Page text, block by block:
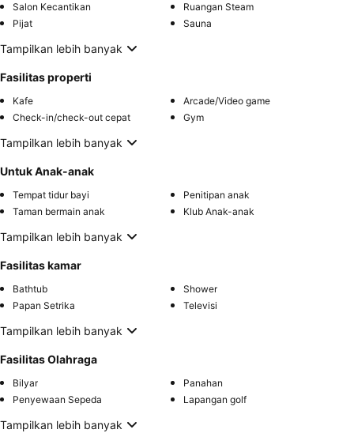
Salon Kecantikan
Ruangan Steam
Pijat
Sauna
Tampilkan lebih banyak
Fasilitas properti
Kafe
Arcade/Video game
Check-in/check-out cepat
Gym
Tampilkan lebih banyak
Untuk Anak-anak
Tempat tidur bayi
Penitipan anak
Taman bermain anak
Klub Anak-anak
Tampilkan lebih banyak
Fasilitas kamar
Bathtub
Shower
Papan Setrika
Televisi
Tampilkan lebih banyak
Fasilitas Olahraga
Bilyar
Panahan
Penyewaan Sepeda
Lapangan golf
Tampilkan lebih banyak